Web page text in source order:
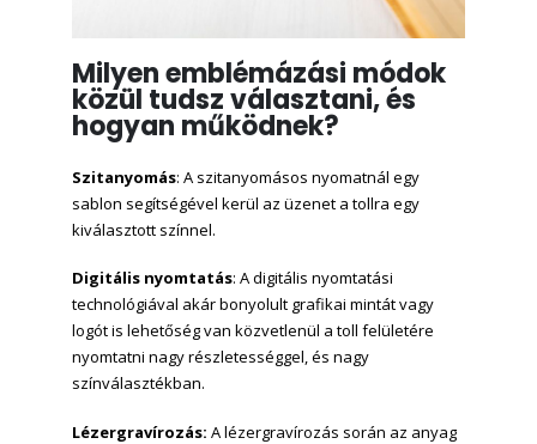
Milyen emblémázási módok
közül tudsz választani, és
hogyan működnek?
Szitanyomás: A szitanyomásos nyomatnál egy
sablon segítségével kerül az üzenet a tollra egy
kiválasztott színnel.
Digitális nyomtatás: A digitális nyomtatási
technológiával akár bonyolult grafikai mintát vagy
logót is lehetőség van közvetlenül a toll felületére
nyomtatni nagy részletességgel, és nagy
színválasztékban.
Lézergravírozás: A lézergravírozás során az anyag